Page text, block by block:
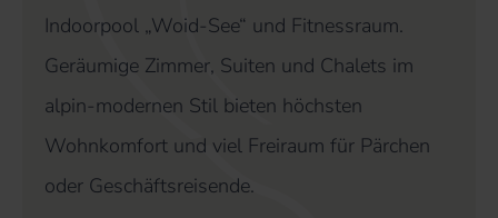
Indoorpool „Woid-See“ und Fitnessraum.
Geräumige Zimmer, Suiten und Chalets im
alpin-modernen Stil bieten höchsten
Wohnkomfort und viel Freiraum für Pärchen
oder Geschäftsreisende.